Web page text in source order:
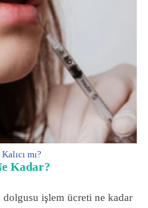
mı?
Kadar?
dolgusu işlem ücreti ne kadar